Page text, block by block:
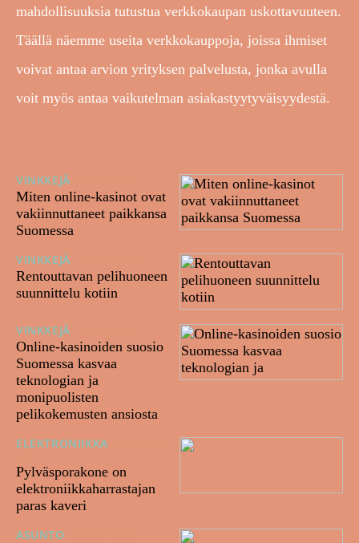
mahdollisuuksia tutustua verkkokaupan uskottavuuteen.
Täällä näemme useita verkkokauppoja, joissa ihmiset
voivat antaa arvion yrityksen palvelusta, jonka avulla
voit myös antaa vaikutelman asiakastyytyväisyydestä.
VINKKEJÄ
Miten online-kasinot ovat
vakiinnuttaneet paikkansa
Suomessa
VINKKEJÄ
Rentouttavan pelihuoneen
suunnittelu kotiin
VINKKEJÄ
Online-kasinoiden suosio
Suomessa kasvaa
teknologian ja
monipuolisten
pelikokemusten ansiosta
ELEKTRONIIKKA
Pylväsporakone on
elektroniikkaharrastajan
paras kaveri
ASUNTO